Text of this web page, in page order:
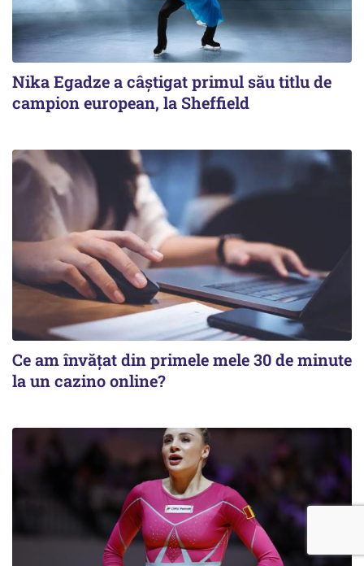
Nika Egadze a câştigat primul său titlu de
campion european, la Sheffield
Ce am învățat din primele mele 30 de minute
la un cazino online?